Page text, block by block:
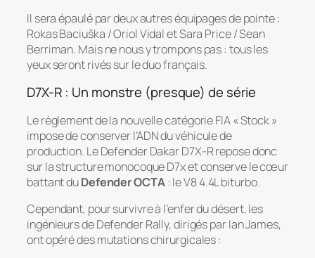
Il sera épaulé par deux autres équipages de pointe :
Rokas Baciuška / Oriol Vidal et Sara Price / Sean
Berriman. Mais ne nous y trompons pas : tous les
yeux seront rivés sur le duo français.
D7X-R : Un monstre (presque) de série
Le règlement de la nouvelle catégorie FIA « Stock »
impose de conserver l’ADN du véhicule de
production. Le Defender Dakar D7X-R repose donc
sur la structure monocoque D7x et conserve le cœur
battant duDefender OCTA: le V8 4.4L biturbo.
Cependant, pour survivre à l’enfer du désert, les
ingénieurs de Defender Rally, dirigés par Ian James,
ont opéré des mutations chirurgicales :